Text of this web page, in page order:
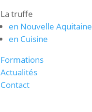
La truffe
en Nouvelle Aquitaine
en Cuisine
Formations
Actualités
Contact